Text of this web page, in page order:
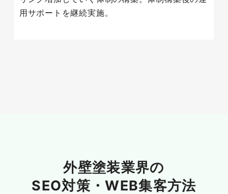
用サポートを継続実施。
外壁塗装業界の
SEO対策・WEB集客方法